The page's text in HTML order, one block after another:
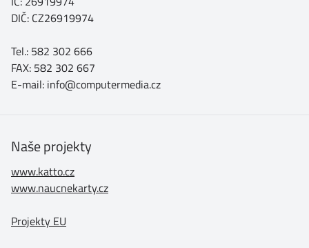
DIČ: CZ26919974
Tel.: 582 302 666
FAX: 582 302 667
E-mail: info@computermedia.cz
Naše projekty
www.katto.cz
www.naucnekarty.cz
Projekty EU